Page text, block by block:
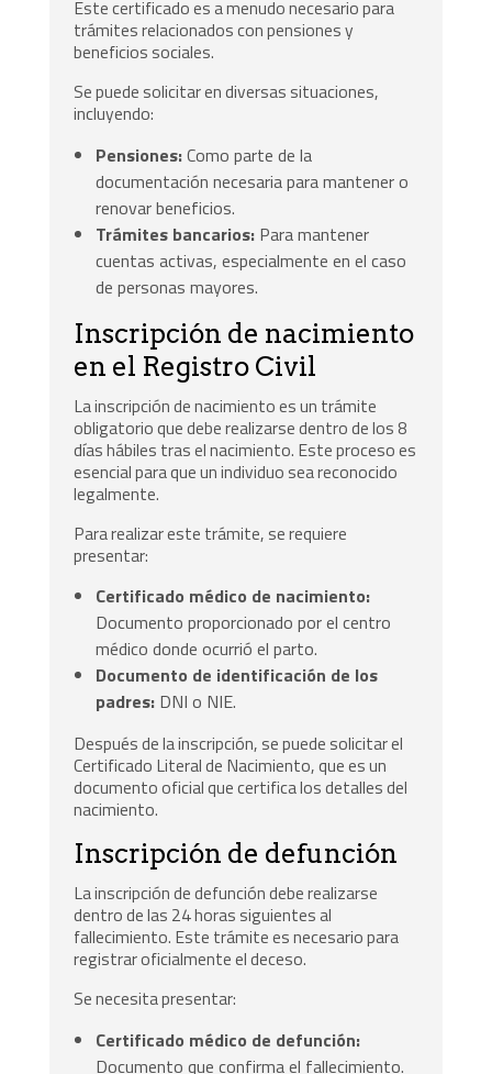
Este certificado es a menudo necesario para
trámites relacionados con pensiones y
beneficios sociales.
Se puede solicitar en diversas situaciones,
incluyendo:
Pensiones:Como parte de la
documentación necesaria para mantener o
renovar beneficios.
Trámites bancarios: Para mantener
cuentas activas, especialmente en el caso
de personas mayores.
Inscripción de nacimiento
en el Registro Civil
La inscripción de nacimiento es un trámite
obligatorio que debe realizarse dentro de los 8
días hábiles tras el nacimiento. Este proceso es
esencial para que un individuo sea reconocido
legalmente.
Para realizar este trámite, se requiere
presentar:
Certificado médico de nacimiento:
Documento proporcionado por el centro
médico donde ocurrió el parto.
Documento de identificación de los
padres: DNI o NIE.
Después de la inscripción, se puede solicitar el
Certificado Literal de Nacimiento, que es un
documento oficial que certifica los detalles del
nacimiento.
Inscripción de defunción
La inscripción de defunción debe realizarse
dentro de las 24 horas siguientes al
fallecimiento. Este trámite es necesario para
registrar oficialmente el deceso.
Se necesita presentar:
Certificado médico de defunción:
Documento que confirma el fallecimiento.